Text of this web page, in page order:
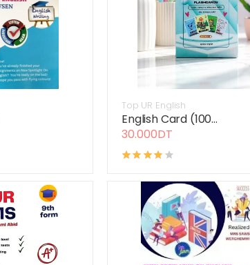
Top UR English
English Card (100...
30.000DT